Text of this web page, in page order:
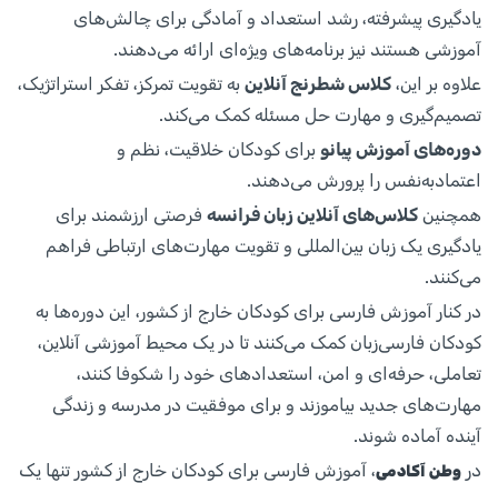
یادگیری پیشرفته، رشد استعداد و آمادگی برای چالش‌های
آموزشی هستند نیز برنامه‌های ویژه‌ای ارائه می‌دهند.
علاوه بر این، کلاس شطرنج آنلاین به تقویت تمرکز، تفکر استراتژیک،
تصمیم‌گیری و مهارت حل مسئله کمک می‌کند.
دوره‌های آموزش پیانو برای کودکان خلاقیت، نظم و
اعتمادبه‌نفس را پرورش می‌دهند.
همچنین کلاس‌های آنلاین زبان فرانسه فرصتی ارزشمند برای
یادگیری یک زبان بین‌المللی و تقویت مهارت‌های ارتباطی فراهم
می‌کنند.
در کنار آموزش فارسی برای کودکان خارج از کشور، این دوره‌ها به
کودکان فارسی‌زبان کمک می‌کنند تا در یک محیط آموزشی آنلاین،
تعاملی، حرفه‌ای و امن، استعدادهای خود را شکوفا کنند،
مهارت‌های جدید بیاموزند و برای موفقیت در مدرسه و زندگی
آینده آماده شوند.
در وطن آکادمی، آموزش فارسی برای کودکان خارج از کشور تنها یک